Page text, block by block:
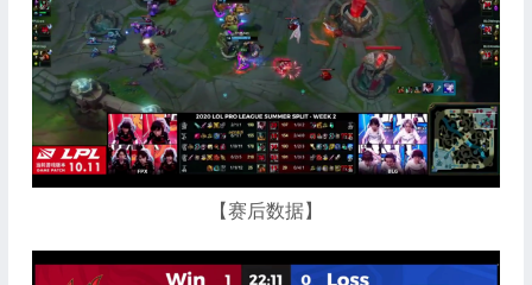
【赛后数据】